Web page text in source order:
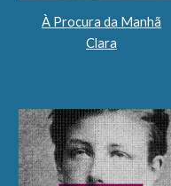
À Procura da Manhã
Clara